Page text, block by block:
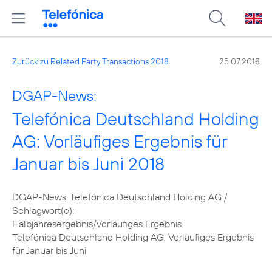
Zurück zu Related Party Transactions 2018 25.07.2018
DGAP-News:
Telefónica Deutschland Holding
AG: Vorläufiges Ergebnis für
Januar bis Juni 2018
DGAP-News: Telefónica Deutschland Holding AG /
Schlagwort(e):
Halbjahresergebnis/Vorläufiges Ergebnis
Telefónica Deutschland Holding AG: Vorläufiges Ergebnis
für Januar bis Juni